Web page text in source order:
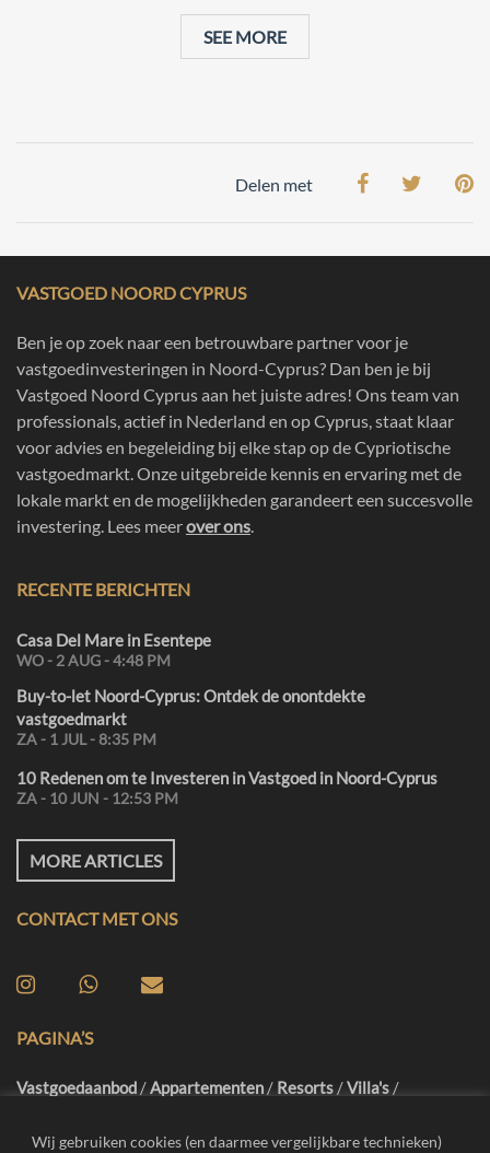
Wij gebruiken cookies (en daarmee vergelijkbare technieken)
SEE MORE
Delen met
VASTGOED NOORD CYPRUS
Ben je op zoek naar een betrouwbare partner voor je
vastgoedinvesteringen in Noord-Cyprus? Dan ben je bij
Vastgoed Noord Cyprus aan het juiste adres! Ons team van
professionals, actief in Nederland en op Cyprus, staat klaar
voor advies en begeleiding bij elke stap op de Cypriotische
vastgoedmarkt. Onze uitgebreide kennis en ervaring met de
lokale markt en de mogelijkheden garandeert een succesvolle
investering. Lees meerover ons.
RECENTE BERICHTEN
Casa Del Mare in Esentepe
WO - 2 AUG - 4:48 PM
Buy-to-let Noord-Cyprus: Ontdek de onontdekte
vastgoedmarkt
ZA - 1 JUL - 8:35 PM
10 Redenen om te Investeren in Vastgoed in Noord-Cyprus
ZA - 10 JUN - 12:53 PM
MORE ARTICLES
CONTACT MET ONS
PAGINA’S
Vastgoedaanbod/Appartementen/ Resorts/Villa's/
Blog/FAQ/Contact